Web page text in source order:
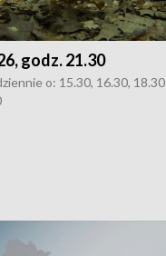
godz. 21.30
o: 15.30, 16.30, 18.30